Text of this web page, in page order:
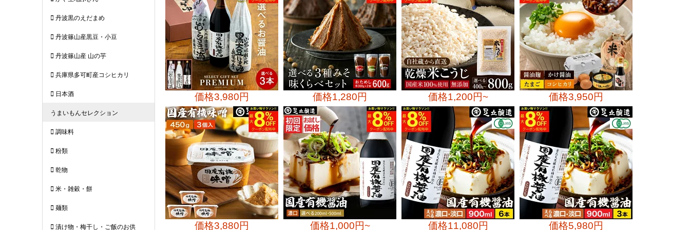
価格3,980円 価格1,280円 価格1,200円~ 価格3,950円
価格3,880円 価格1,000円~ 価格11,080円 価格5,980円